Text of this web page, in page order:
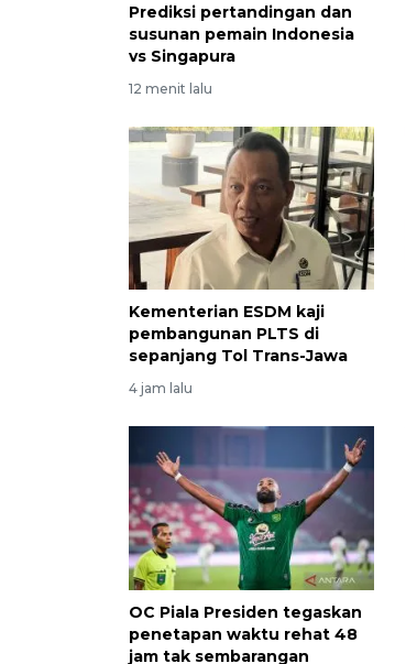
Prediksi pertandingan dan
susunan pemain Indonesia
vs Singapura
12 menit lalu
Kementerian ESDM kaji
pembangunan PLTS di
sepanjang Tol Trans-Jawa
4 jam lalu
OC Piala Presiden tegaskan
penetapan waktu rehat 48
jam tak sembarangan